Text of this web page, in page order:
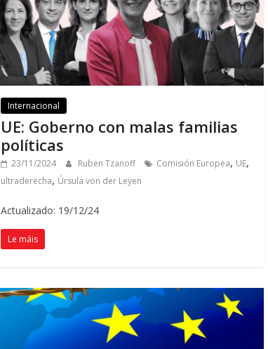
Internacional
UE: Goberno con malas familias
políticas
23/11/2024 Ruben Tzanoff Comisión Europea, UE,
ultraderecha, Úrsula von der Leyen
Actualizado: 19/12/24
Le máis